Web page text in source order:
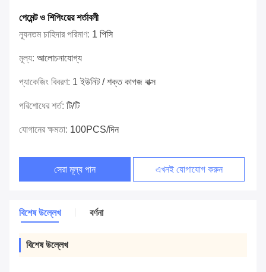
পেমেন্ট ও শিপিংয়ের শর্তাবলী
ন্যূনতম চাহিদার পরিমাণ: 1 পিসি
মূল্য: আলোচনাযোগ্য
প্যাকেজিং বিবরণ: 1 ইউনিট / শক্ত কাগজ বাক্স
পরিশোধের শর্ত: টি/টি
যোগানের ক্ষমতা: 100PCS/দিন
সেরা মূল্য পান এখনই যোগাযোগ করুন
বিশেষ উল্লেখ বর্ণনা
বিশেষ উল্লেখ